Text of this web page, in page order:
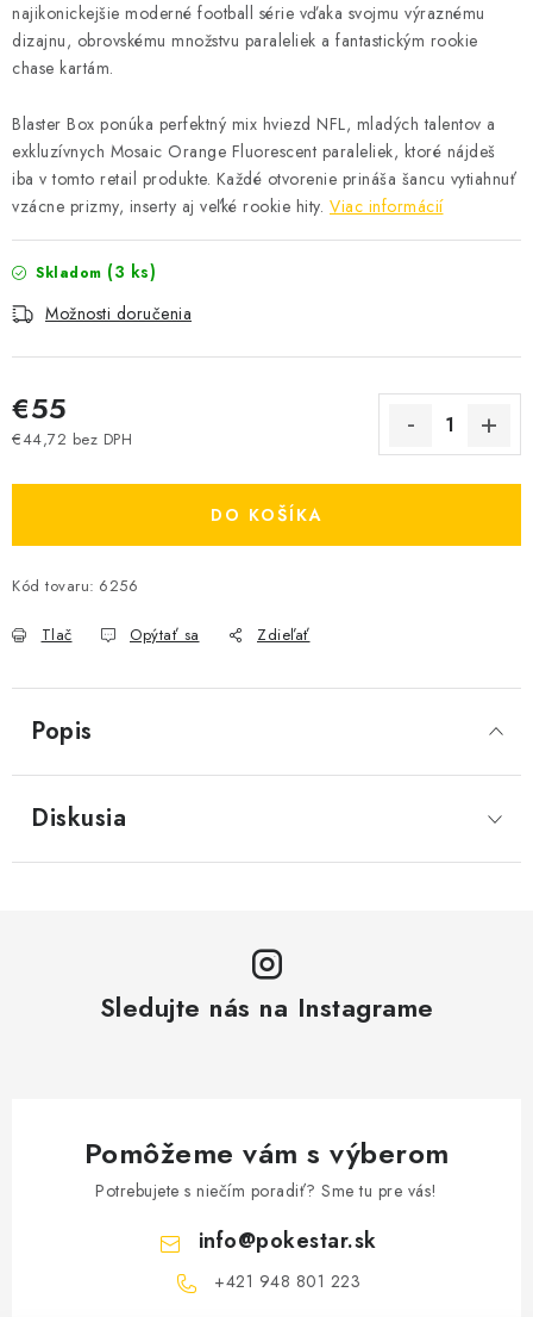
ŠPECIÁLNE
Podmienky ochrany osobných údajov
Moja objednávka
Odstúpenie od zmluvy formou elektronického formulára
najikonickejšie moderné football série vďaka svojmu výraznému
dizajnu, obrovskému množstvu paraleliek a fantastickým rookie
chase kartám.
Blaster Box ponúka perfektný mix hviezd NFL, mladých talentov a
exkluzívnych Mosaic Orange Fluorescent paraleliek, ktoré nájdeš
iba v tomto retail produkte. Každé otvorenie prináša šancu vytiahnuť
vzácne prizmy, inserty aj veľké rookie hity. Viac informácií
Skladom (3 ks)
Možnosti doručenia
€55
€44,72 bez DPH
DO KOŠÍKA
Kód tovaru: 6256
Tlač Opýtať sa Zdieľať
Popis
Diskusia
Sledujte nás na Instagrame
Pomôžeme vám s výberom
Potrebujete s niečím poradiť? Sme tu pre vás!
info@pokestar.sk
‪+421 948 801 223